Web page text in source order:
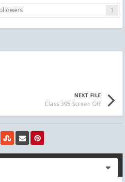
1
NEXT FILE
Class 395 Screen Off